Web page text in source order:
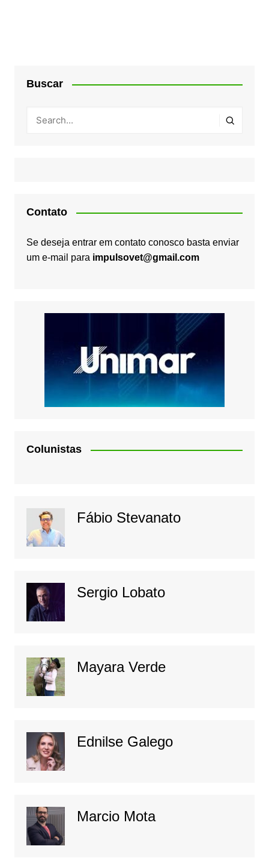
Buscar
Contato
Se deseja entrar em contato conosco basta enviar
um e-mail para impulsovet@gmail.com
Colunistas
Fábio Stevanato
Sergio Lobato
Mayara Verde
Ednilse Galego
Marcio Mota